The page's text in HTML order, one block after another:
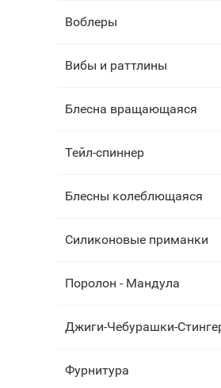
Воблеры
Вибы и раттлины
Блесна вращающаяся
Тейл-спиннер
Блесны колеблющаяся
Силиконовые приманки
Поролон - Мандула
Джиги-Чебурашки-
Фурнитура